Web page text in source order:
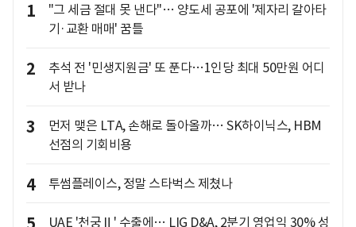
1
"그 세금 절대 못 낸다"… 양도세 공포에 '제자리 갈아타
기·교환 매매' 꿈틀
2
추석 전 '민생지원금' 또 푼다…1인당 최대 50만원 어디
서 받나
3
먼저 맺은 LTA, 손해로 돌아올까… SK하이닉스, HBM
선점의 기회비용
4 투썸플레이스, 정말 스타벅스 제쳤나
UAE '천궁Ⅱ' 수출에… LIG D&A, 2분기 영업익 30% 성